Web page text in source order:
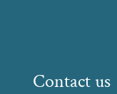
Contact us